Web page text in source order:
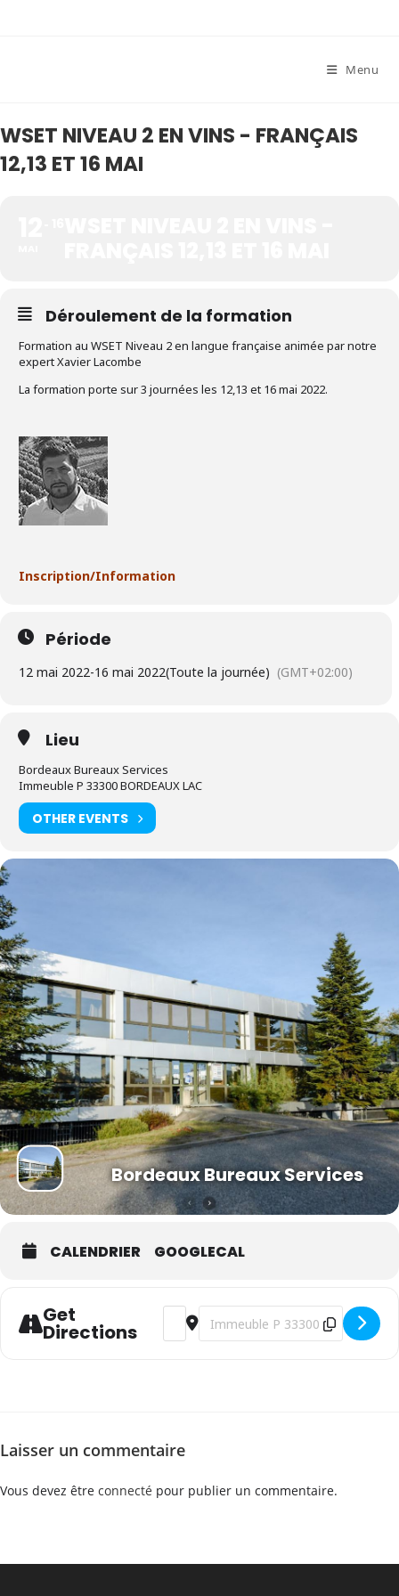
Menu
WSET NIVEAU 2 EN VINS - FRANÇAIS
12,13 ET 16 MAI
Déroulement de la formation
Formation au WSET Niveau 2 en langue française animée par notre
expert Xavier Lacombe
La formation porte sur 3 journées les 12,13 et 16 mai 2022.
Inscription/Information
Période
12 mai 2022-16 mai 2022(Toute la journée) (GMT+02:00)
Lieu
Bordeaux Bureaux Services
Immeuble P 33300 BORDEAUX LAC
OTHER EVENTS
Bordeaux Bureaux Services
CALENDRIER GOOGLECAL
Get
Directions
Address - WSET Niveau 2 en vins -
Destination Address - WSET
Laisser un commentaire
Vous devez être connecté pour publier un commentaire.